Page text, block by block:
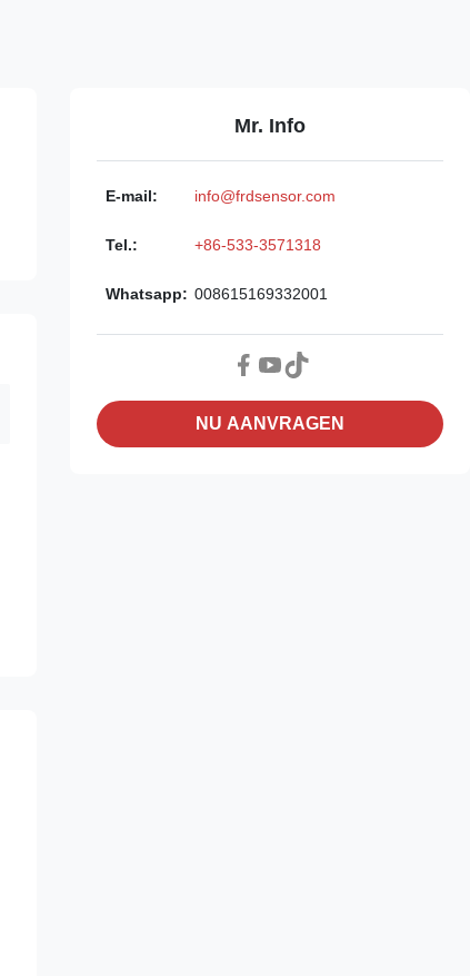
Mr. Info
E-mail: info@frdsensor.com
Tel.: +86-533-3571318
Whatsapp: 008615169332001
NU AANVRAGEN